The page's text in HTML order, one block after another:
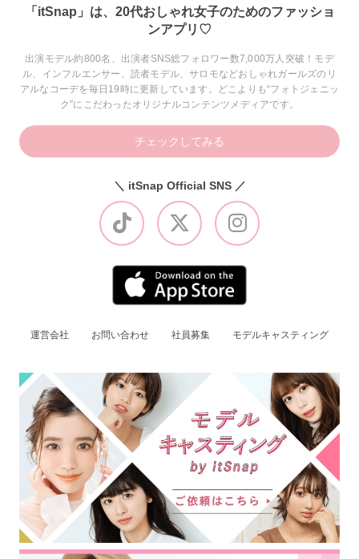
「itSnap」は、20代おしゃれ女子のためのファッショ
ンアプリ♡
出演モデル約800名、出演者SNS総フォロワー数7,000万人突破！モデ
ル、インフルエンサー、読者モデル、サロモなどおしゃれガールズのリ
アルなコーデを毎日19時に更新しています。どこよりも“フォトジェニッ
ク”にこだわったオリジナルコンテンツメディアです。
チェックしてみる
＼ itSnap Official SNS ／
運営会社 お問い合わせ 社員募集 モデルキャスティング